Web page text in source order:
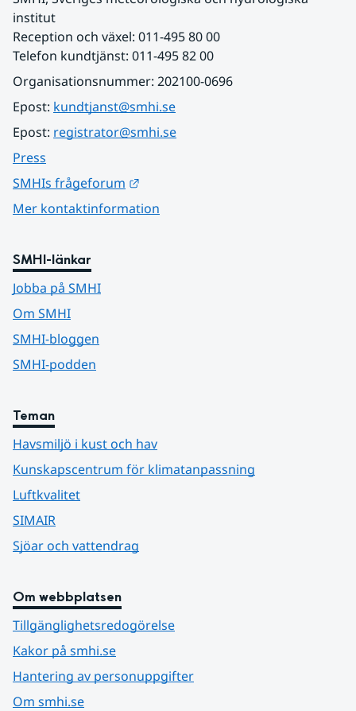
institut
Reception och växel: 011-495 80 00
Telefon kundtjänst: 011-495 82 00
Organisationsnummer: 202100-0696
Epost: kundtjanst@smhi.se
Epost: registrator@smhi.se
Press
SMHIs frågeforum
Mer kontaktinformation
SMHI-länkar
Jobba på SMHI
Om SMHI
SMHI-bloggen
SMHI-podden
Teman
Havsmiljö i kust och hav
Kunskapscentrum för klimatanpassning
Luftkvalitet
SIMAIR
Sjöar och vattendrag
Om webbplatsen
Tillgänglighetsredogörelse
Kakor på smhi.se
Hantering av personuppgifter
Om smhi.se